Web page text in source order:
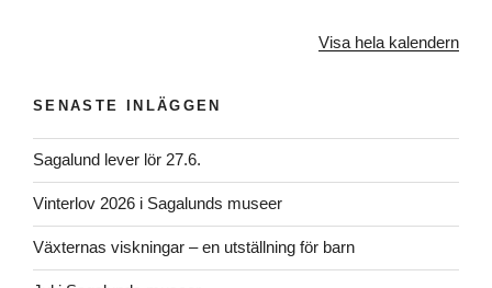
Visa hela kalendern
SENASTE INLÄGGEN
Sagalund lever lör 27.6.
Vinterlov 2026 i Sagalunds museer
Växternas viskningar – en utställning för barn